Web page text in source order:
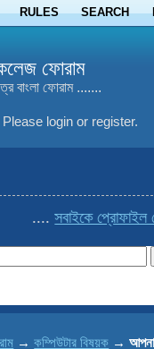
RULES SEARCH
ফোরাম
বাংলা ফোরাম .......
Please login or register.
সবাইকে প্রোফাইল
→কম্পিউটার বিষয়ক →